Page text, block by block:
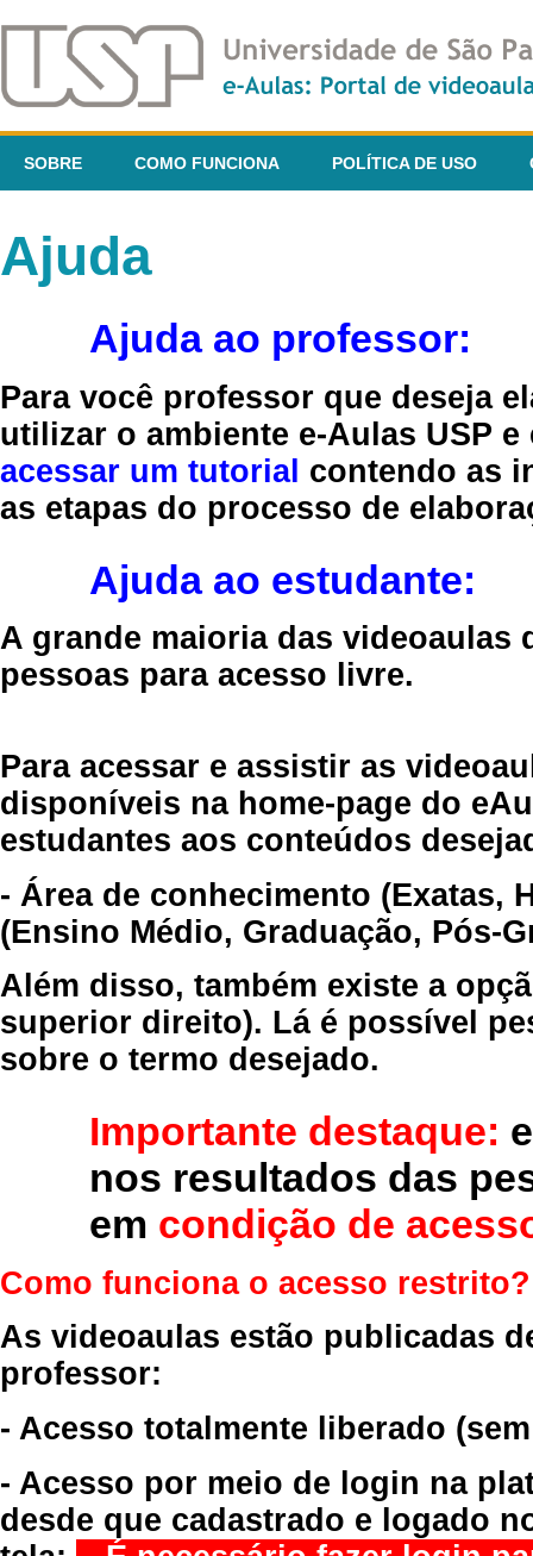
SOBRE COMO FUNCIONA POLÍTICA DE USO
Ajuda
Ajuda ao professor:
Para você professor que deseja
utilizar o ambiente e-Aulas USP
acessar um tutorial contendo as
as etapas do processo de
Ajuda ao estudante:
A grande maioria das videoaulas
pessoas para acesso livre.
Para acessar e assistir as
disponíveis na home-page do
estudantes aos conteúdos
- Área de conhecimento (Exatas,
(Ensino Médio, Graduação, Pós-
Além disso, também existe a
superior direito). Lá é possível
sobre o termo desejado.
Importante destaque:
nos resultados das
em condição de
Como funciona o acesso restrito?
As videoaulas estão publicadas
professor:
- Acesso totalmente liberado
- Acesso por meio de login na
desde que cadastrado e logado